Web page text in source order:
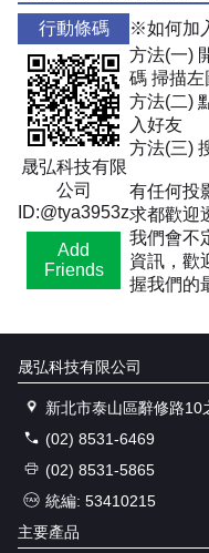
行動條碼
晟弘科技有限
公司
ID:@tya3953z
Add
Friends
※如何加
方法(一)
碼 掃描
方法(二)
入好友
方法(三)
有任何投
求都歡迎
我們會不
資訊，歡
握我們的
晟弘科技有限公司
新北市泰山區辭修路10
(02) 8531-6469
(02) 8531-5865
統編: 53410215
主要產品